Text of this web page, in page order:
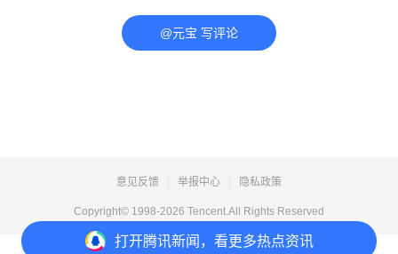
打开腾讯新闻，看更多热点资讯
@元宝 写评论
意见反馈 举报中心 隐私政策
Copyright© 1998-2026 Tencent.All Rights Reserved